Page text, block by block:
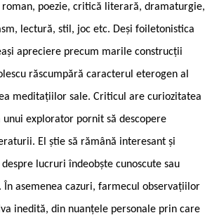
poezie, critică literară, dramaturgie,
lectură, stil, joc etc. Deși foiletonistica
apreciere precum marile construcții
răscumpără caracterul eterogen al
meditațiilor sale. Criticul are curiozitatea
explorator pornit să descopere
El știe să rămână interesant și
lucruri îndeobște cunoscute sau
asemenea cazuri, farmecul observațiilor
inedită, din nuanțele personale prin care